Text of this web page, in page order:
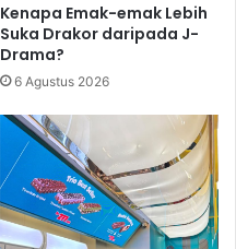
Kenapa Emak-emak Lebih
Suka Drakor daripada J-
Drama?
6 Agustus 2026